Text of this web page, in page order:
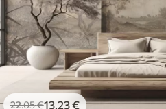
22.05€13.23€